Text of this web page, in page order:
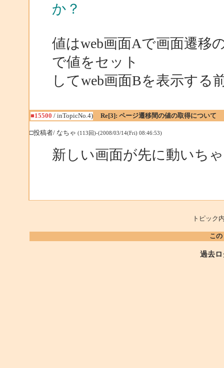
か？
値はweb画面Aで画面遷移
で値をセット
してweb画面Bを表示する
■15500 / inTopicNo.4) Re[3]: ページ遷移間の値の取得について
□投稿者/ なちゃ (113回)-(2008/03/14(Fri) 08:46:53)
新しい画面が先に動いち
トピッ
こ
過去